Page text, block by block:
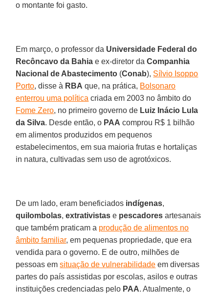
o montante foi gasto.
Em março, o professor da Universidade Federal do
Recôncavo da Bahia e ex-diretor daCompanhia
Nacional de Abastecimento (Conab), Sílvio Isoppo
Porto, disse à RBA que, na prática, Bolsonaro
enterrou uma política criada em 2003 no âmbito do
Fome Zero, no primeiro governo de Luiz Inácio Lula
da Silva. Desde então, o PAA comprou R$ 1 bilhão
em alimentos produzidos em pequenos
estabelecimentos, em sua maioria frutas e hortaliças
in natura, cultivadas sem uso de agrotóxicos.
De um lado, eram beneficiados indígenas,
quilombolas,extrativistas e pescadores artesanais
que também praticam a produção de alimentos no
âmbito familiar, em pequenas propriedade, que era
vendida para o governo. E de outro, milhões de
pessoas emsituação de vulnerabilidade em diversas
partes do país assistidas por escolas, asilos e outras
instituições credenciadas pelo PAA. Atualmente, o